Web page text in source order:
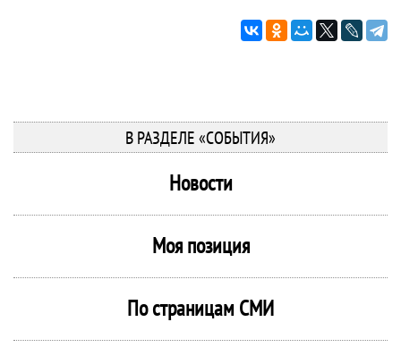
В РАЗДЕЛЕ «СОБЫТИЯ»
Новости
Моя позиция
По страницам СМИ